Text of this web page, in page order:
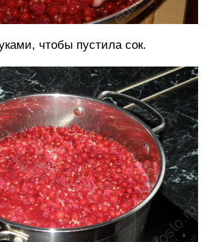
чтобы пустила сок.